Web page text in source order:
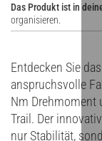
Das Produkt ist in
organisieren.
Entdecken Sie
anspruchsvolle
Nm Drehmoment
Trail. Der
nur Stabilität,